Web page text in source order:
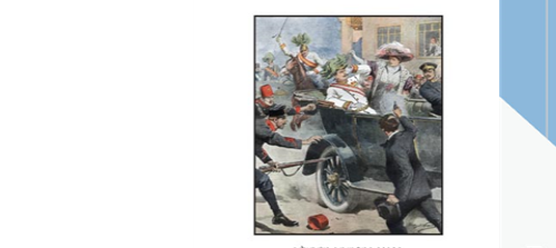
הנחת אתר ספר מודפס
$28
$25